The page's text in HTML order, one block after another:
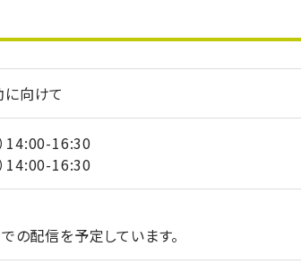
向けて
14:00-16:30
14:00-16:30
配信を予定しています。